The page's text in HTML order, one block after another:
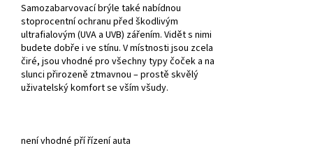
Samozabarvovací brýle také nabídnou
stoprocentní ochranu před škodlivým
ultrafialovým (UVA a UVB) zářením. Vidět s nimi
budete dobře i ve stínu. V místnosti jsou zcela
čiré, jsou vhodné pro všechny typy čoček a na
slunci přirozeně ztmavnou – prostě skvělý
uživatelský komfort se vším všudy.
není vhodné pří řízení auta